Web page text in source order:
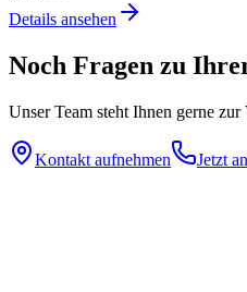
Details ansehen
Noch Fragen zu
Unser Team steht Ihnen gerne
Kontakt aufnehmen Jetzt